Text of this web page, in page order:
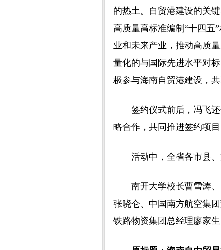
的热土。自贸港建设的关
高质量高标准编制“十四五
业和未来产业，推动高质
量化的与国际先进水平对
极参与海南自贸港建设，
签约仪式前后，冯飞还
略合作，共同推进签约项
活动中，全省各市县、
南开大学校长曹雪涛、
张晓仑、中国南方航空集
铁路物资集团总经理廖家